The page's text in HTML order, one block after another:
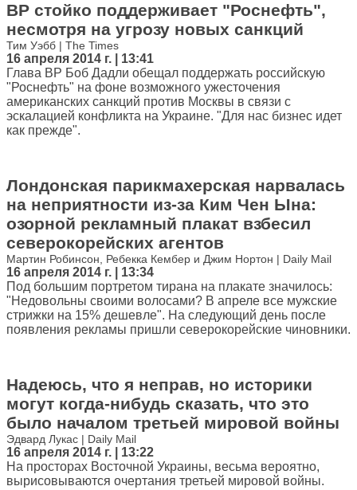
BP стойко поддерживает "Роснефть",
несмотря на угрозу новых санкций
Тим Уэбб | The Times
16 апреля 2014 г. | 13:41
Глава BP Боб Дадли обещал поддержать российскую
"Роснефть" на фоне возможного ужесточения
американских санкций против Москвы в связи с
эскалацией конфликта на Украине. "Для нас бизнес идет
как прежде".
Лондонская парикмахерская нарвалась
на неприятности из-за Ким Чен Ына:
озорной рекламный плакат взбесил
северокорейских агентов
Мартин Робинсон, Ребекка Кембер и Джим Нортон | Daily Mail
16 апреля 2014 г. | 13:34
Под большим портретом тирана на плакате значилось:
"Недовольны своими волосами? В апреле все мужские
стрижки на 15% дешевле". На следующий день после
появления рекламы пришли северокорейские чиновники.
Надеюсь, что я неправ, но историки
могут когда-нибудь сказать, что это
было началом третьей мировой войны
Эдвард Лукас | Daily Mail
16 апреля 2014 г. | 13:22
На просторах Восточной Украины, весьма вероятно,
вырисовываются очертания третьей мировой войны.